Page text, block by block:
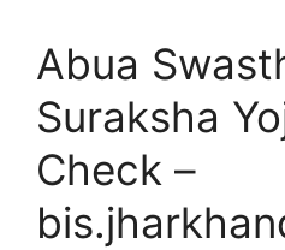
Abua
Suraksha
Check –